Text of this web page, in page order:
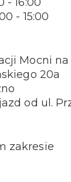
- 15:00
Mocni
20a
od ul.
zakresie